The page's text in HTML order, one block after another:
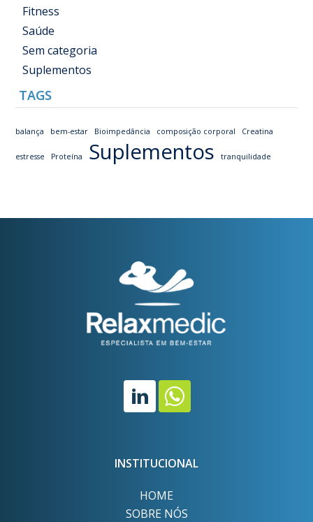
Fitness
Saúde
Sem categoria
Suplementos
TAGS
balança bem-estar Bioimpedância composição corporal Creatina
estresse Proteína Suplementos tranquilidade
INSTITUCIONAL
HOME
SOBRE NÓS